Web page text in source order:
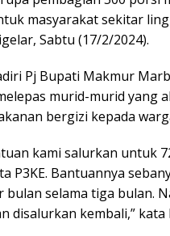
masyarakat sekitar
Sabtu (17/2/2024).
Pj Bupati Makmur
murid-murid yang
bergizi kepada
kami salurkan untuk
P3KE. Bantuannya
bulan selama tiga bulan.
disalurkan kembali,” kata